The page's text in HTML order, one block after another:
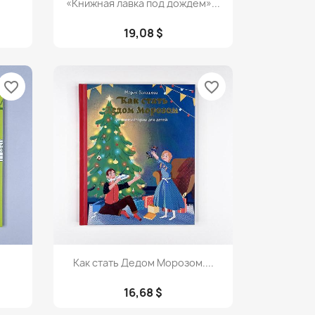
«Книжная лавка под дождем»...
19,08 $
favorite_border
 Просмотр
Как стать Дедом Морозом....
16,68 $
favorite_border